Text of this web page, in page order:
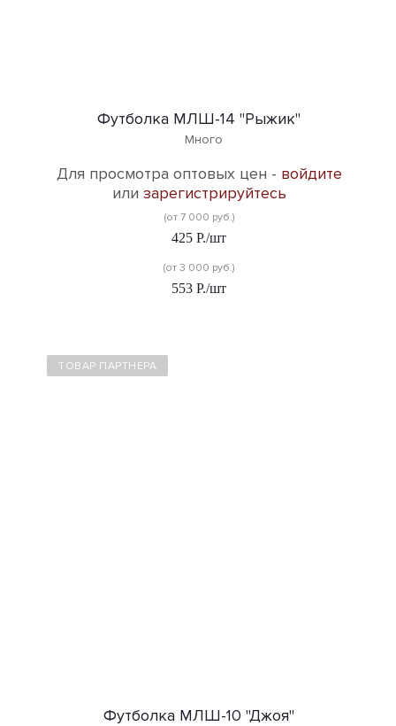
Футболка МЛШ-14 "Рыжик"
Много
Для просмотра оптовых цен - войдите
или зарегистрируйтесь
(от 7 000 руб.)
425 Р./шт
(от 3 000 руб.)
553 Р./шт
ТОВАР ПАРТНЕРА
Футболка МЛШ-10 "Джоя"